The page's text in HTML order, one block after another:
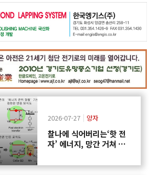
2026-07-27 양자
찰나에 식어버리는‘핫 전
자’ 에너지, 망간 거쳐 화